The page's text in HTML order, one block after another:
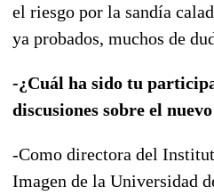
el riesgo por la sandía
ya probados, muchos de
-¿Cuál ha sido tu
discusiones sobre el
-Como directora del
Imagen de la Universidad